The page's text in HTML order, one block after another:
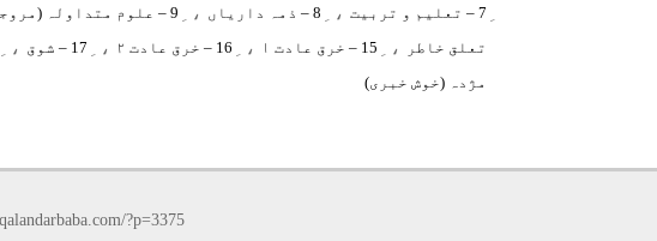
7 – تعلیم و تربیت ، ِ 8 – ذمہ داریاں ، ِ 9 – علوم متداولہ (مروجہ یا زمانہ حاضرہ کے علوم)
تعلق خاطر
، ِ 15 – خرق عادت ۱ ، ِ 16 – خرق عادت ۲ ، ِ 17 – شوق ، ِ
مژدہ (خوش خبری)
?p=3375